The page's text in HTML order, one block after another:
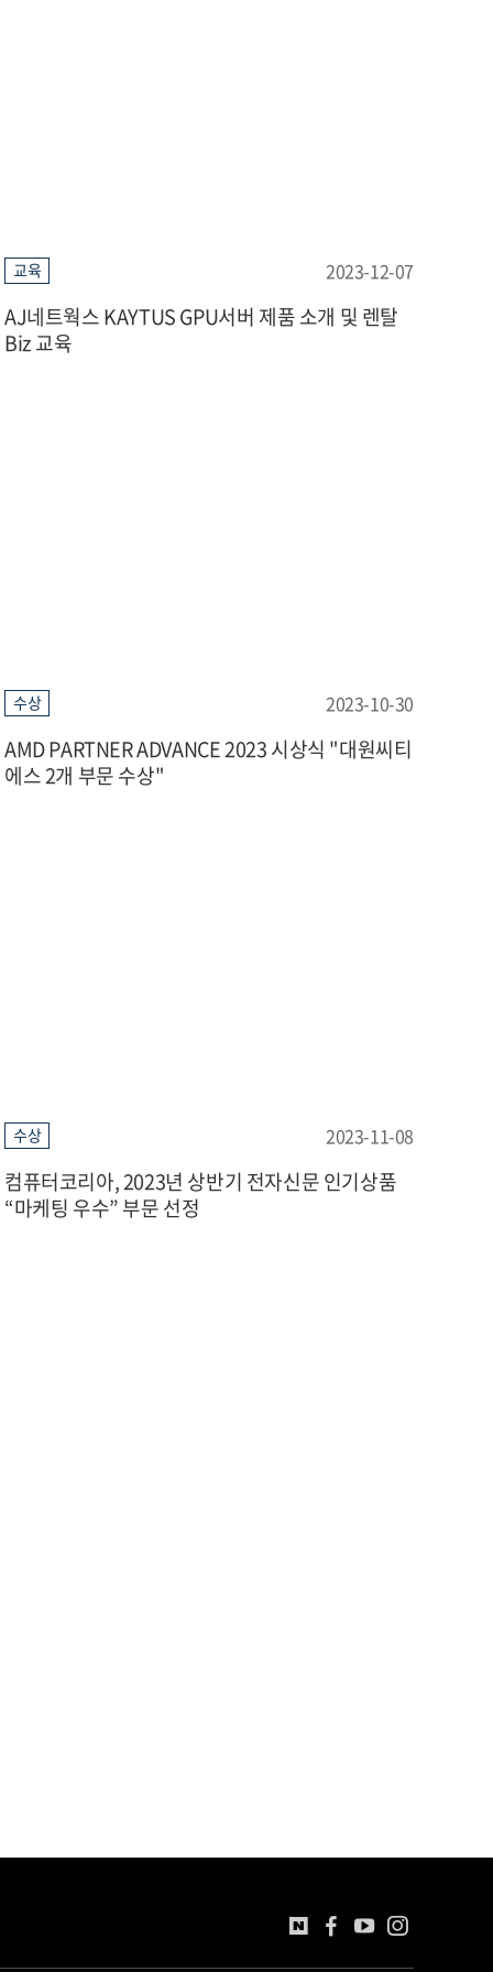
교육 2023-12-07
AJ네트웍스 KAYTUS GPU서버 제품 소개 및 렌탈
Biz 교육
수상 2023-10-30
AMD PARTNER ADVANCE 2023 시상식 "대원씨티
에스 2개 부문 수상"
수상 2023-11-08
컴퓨터코리아, 2023년 상반기 전자신문 인기상품
“마케팅 우수” 부문 선정